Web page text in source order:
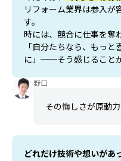
リフォーム業界は参入が
す。
時には、競合に仕事を奪
「自分たちなら、もっ
に」──そう感じること
野口
その悔しさが原動
どれだけ技術や想いがあ